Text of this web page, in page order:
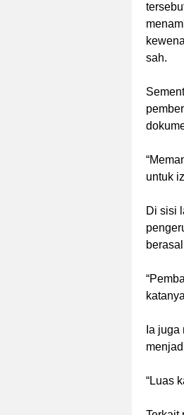
sah.
untuk
‎Di sisi
‎Ia
‎“Luas